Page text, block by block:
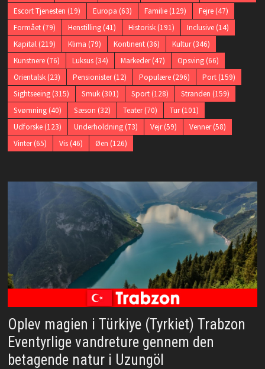
Escort Tjenesten (19) Europa (63) Familie(129) Fejre(47)
Formået(79) Henstilling(41) Historisk(191) Inclusive(14)
Kapital(219) Klima (79) Kontinent(36) Kultur(346)
Kunstnere(76) Luksus(34) Markeder(47) Opsving(66)
Orientalsk(23) Pensionister(12) Populære(296) Port(159)
Sightseeing(315) Smuk(301) Sport(128) Stranden (159)
Svømning(40) Sæson (32) Teater(70) Tur(101)
Udforske(123) Underholdning(73) Vejr(59) Venner(58)
Vinter(65) Vis(46) Øen (126)
Oplev magien i Türkiye (Tyrkiet) Trabzon
Eventyrlige vandreture gennem den
betagende natur i Uzungöl